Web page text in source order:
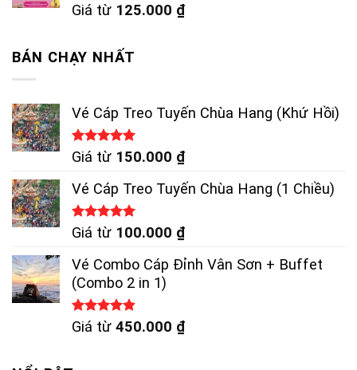
Giá từ 125.000 ₫
BÁN CHẠY NHẤT
Vé Cáp Treo Tuyến Chùa Hang (Khứ Hồi)
Được xếp
Giá từ 150.000 ₫
Vé Cáp Treo Tuyến Chùa Hang (1 Chiều)
Được xếp
Giá từ 100.000 ₫
Vé Combo Cáp Đỉnh Vân Sơn + Buffet
(Combo 2 in 1)
Được xếp
Giá từ 450.000 ₫